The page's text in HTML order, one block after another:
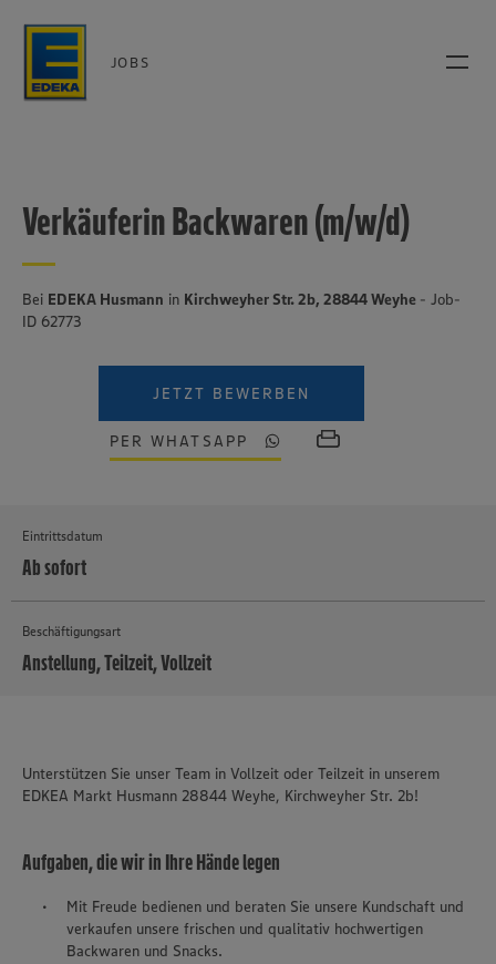
JOBS
Verkäuferin Backwaren (m/w/d)
Bei EDEKA Husmann in Kirchweyher Str. 2b, 28844 Weyhe - Job-
ID 62773
JETZT BEWERBEN
PER WHATSAPP
Eintrittsdatum
Ab sofort
Beschäftigungsart
Anstellung, Teilzeit, Vollzeit
Unterstützen Sie unser Team in Vollzeit oder Teilzeit in unserem
EDKEA Markt Husmann 28844 Weyhe, Kirchweyher Str. 2b!
Aufgaben, die wir in Ihre Hände legen
Mit Freude bedienen und beraten Sie unsere Kundschaft und
verkaufen unsere frischen und qualitativ hochwertigen
Backwaren und Snacks.